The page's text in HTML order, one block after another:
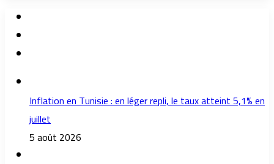
Inflation en Tunisie : en léger repli, le taux atteint 5,1% en
juillet
5 août 2026